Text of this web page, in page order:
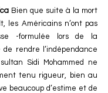
Bien que suite à la mort
les Américains n’ont pas
-formulée lors de la
de rendre l’indépendance
Sidi Mohammed ne
tenu rigueur, bien au
beaucoup d’estime et de